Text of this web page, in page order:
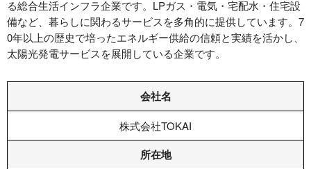
る総合生活インフラ企業です。LPガス・電気・宅配水・住宅設
備など、暮らしに関わるサービスを多角的に提供しています。7
0年以上の歴史で培ったエネルギー供給の信頼と実績を活かし、
太陽光発電サービスを展開している企業です。
会社名
株式会社TOKAI
所在地